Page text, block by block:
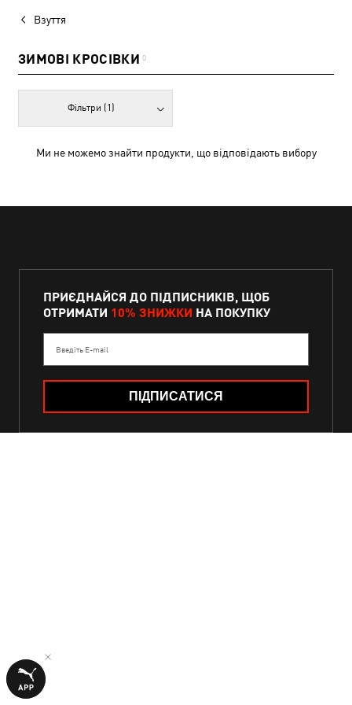
Взуття
ЗИМОВІ КРОСІВКИ 0
Фільтри (1)
Ми не можемо знайти продукти, що відповідають вибору
ПРИЄДНАЙСЯ ДО ПІДПИСНИКІВ, ЩОБ
ОТРИМАТИ 10% ЗНИЖКИ НА ПОКУПКУ
Введіть E-mail
ПІДПИСАТИСЯ